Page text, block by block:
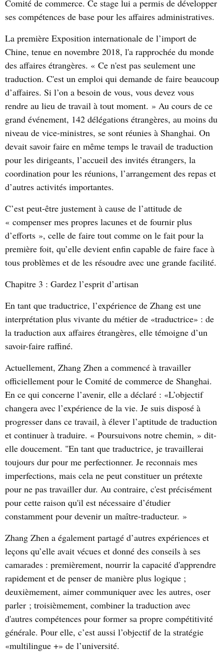
Comité de commerce. Ce stage lui a permis de développer
ses compétences de base pour les affaires administratives.
La première Exposition internationale de l’import de
Chine, tenue en novembre 2018, l'a rapprochée du monde
des affaires étrangères. « Ce n'est pas seulement une
traduction. C'est un emploi qui demande de faire beaucoup
d’affaires. Si l’on a besoin de vous, vous devez vous
rendre au lieu de travail à tout moment. » Au cours de ce
grand événement, 142 délégations étrangères, au moins du
niveau de vice-ministres, se sont réunies à Shanghai. On
devait savoir faire en même temps le travail de traduction
pour les dirigeants, l’accueil des invités étrangers, la
coordination pour les réunions, l’arrangement des repas et
d’autres activités importantes.
C’est peut-être justement à cause de l’attitude de
« compenser mes propres lacunes et de fournir plus
d’efforts », celle de faire tout comme on le fait pour la
première foit, qu’elle devient enfin capable de faire face à
tous problèmes et de les résoudre avec une grande facilité.
Chapitre 3 : Gardez l’esprit d’artisan
En tant que traductrice, l’expérience de Zhang est une
interprétation plus vivante du métier de «traductrice» : de
la traduction aux affaires étrangères, elle témoigne d’un
savoir-faire raffiné.
Actuellement, Zhang Zhen a commencé à travailler
officiellement pour le Comité de commerce de Shanghai.
En ce qui concerne l’avenir, elle a déclaré : «L’objectif
changera avec l’expérience de la vie. Je suis disposé à
progresser dans ce travail, à élever l’aptitude de traduction
et continuer à traduire. « Poursuivons notre chemin, » dit-
elle doucement. "En tant que traductrice, je travaillerai
toujours dur pour me perfectionner. Je reconnais mes
imperfections, mais cela ne peut constituer un prétexte
pour ne pas travailler dur. Au contraire, c'est précisément
pour cette raison qu'il est nécessaire d’étudier
constamment pour devenir un maître-traducteur. »
Zhang Zhen a également partagé d’autres expériences et
leçons qu’elle avait vécues et donné des conseils à ses
camarades : premièrement, nourrir la capacité d'apprendre
rapidement et de penser de manière plus logique ;
deuxièmement, aimer communiquer avec les autres, oser
parler ; troisièmement, combiner la traduction avec
d'autres compétences pour former sa propre compétitivité
générale. Pour elle, c’est aussi l’objectif de la stratégie
«multilingue +» de l’université.